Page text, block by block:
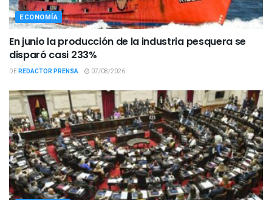
ECONOMÍA
En junio la producción de la industria pesquera se
disparó casi 233%
DEREDACTOR PRENSA 07/08/2026